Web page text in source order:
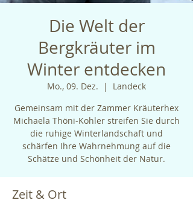
Die Welt der
Bergkräuter im
Winter entdecken
Mo., 09. Dez.
  |
Landeck
Gemeinsam mit der Zammer Kräuterhex
Michaela Thöni-Kohler streifen Sie durch
die ruhige Winterlandschaft und
schärfen Ihre Wahrnehmung auf die
Schätze und Schönheit der Natur.
Zeit & Ort